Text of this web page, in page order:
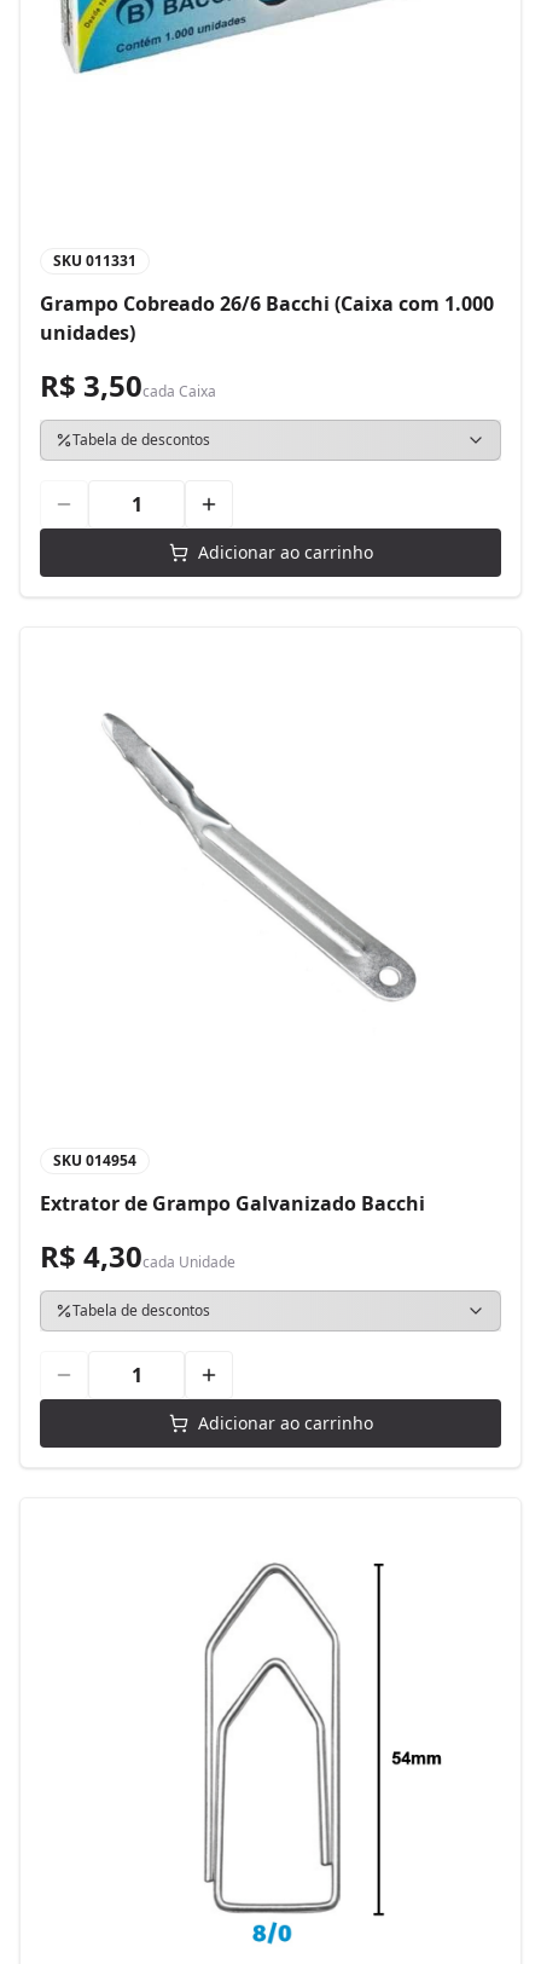
SKU 011331
Grampo Cobreado 26/6 Bacchi (Caixa com 1.000
unidades)
R$ 3,50cada Caixa
Tabela de descontos
Adicionar ao carrinho
SKU 014954
Extrator de Grampo Galvanizado Bacchi
R$ 4,30cada Unidade
Tabela de descontos
Adicionar ao carrinho